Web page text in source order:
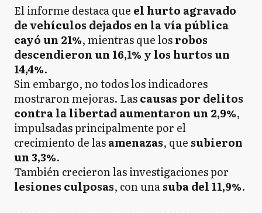
El informe destaca que el hurto agravado
de vehículos dejados en la vía pública
cayó un 21%, mientras que losrobos
descendieron un 16,1% y los hurtos un
14,4%.
Sin embargo, no todos los indicadores
mostraron mejoras. Lascausas por delitos
contra la libertad aumentaron un 2,9%,
impulsadas principalmente por el
crecimiento de lasamenazas, que subieron
un 3,3%.
También crecieron las investigaciones por
lesiones culposas, con unasuba del 11,9%.